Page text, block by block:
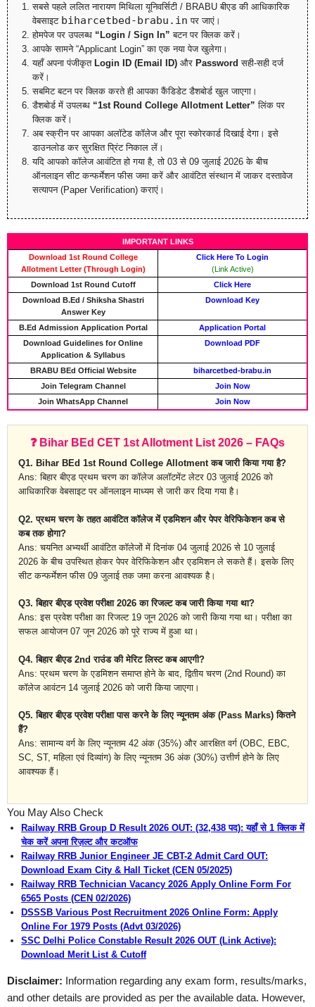
सबसे पहले ललित नारायण मिथिला यूनिवर्सिटी / BRABU बीएड की आधिकारिक
वेबसाइट biharcetbed-brabu.in पर जाएं।
होमपेज पर उपलब्ध “Login / Sign In” बटन पर क्लिक करें।
आपके सामने “Applicant Login” का एक नया पेज खुलेगा।
यहाँ अपना पंजीकृत Login ID (Email ID) और Password सही-सही दर्ज
करें।
सबमिट बटन पर क्लिक करते ही आपका कैंडिडेट डैशबोर्ड खुल जाएगा।
डैशबोर्ड में उपलब्ध “1st Round College Allotment Letter” लिंक पर
क्लिक करें।
अब स्क्रीन पर आपका अलॉटेड कॉलेज और पूरा स्कोरकार्ड दिखाई देगा। इसे
डाउनलोड कर सुरक्षित प्रिंट निकाल लें।
यदि आपको कॉलेज आवंटित हो गया है, तो 03 से 09 जुलाई 2026 के बीच
ऑनलाइन सीट कन्फर्मेशन फीस जमा करें और आवंटित संस्थान में जाकर दस्तावेज
सत्यापन (Paper Verification) कराएं।
IMPORTANT LINKS
Download 1st Round College
Allotment Letter (Through Login)
Click Here To Login
(Link Active)
Download 1st Round Cutoff
Click Here
Download B.Ed / Shiksha Shastri
Answer Key
Download Key
B.Ed Admission Application Portal
Application Portal
Download Guidelines for Online
Application & Syllabus
Download PDF
BRABU BEd Official Website
biharcetbed-brabu.in
Join Telegram Channel
Join Now
Join WhatsApp Channel
Join Now
❓ Bihar BEd CET 1st Allotment List 2026 – FAQs
Q1. Bihar BEd 1st Round College Allotment कब जारी किया गया है?
Ans: बिहार बीएड प्रथम चरण का कॉलेज अलॉटमेंट लेटर 03 जुलाई 2026 को
आधिकारिक वेबसाइट पर ऑनलाइन माध्यम से जारी कर दिया गया है।
Q2. प्रथम चरण के तहत आवंटित कॉलेज में एडमिशन और पेपर वेरिफिकेशन कब से
कब तक होगा?
Ans: चयनित अभ्यर्थी आवंटित कॉलेजों में दिनांक 04 जुलाई 2026 से 10 जुलाई
2026 के बीच उपस्थित होकर पेपर वेरिफिकेशन और एडमिशन ले सकते हैं। इसके लिए
सीट कन्फर्मेशन फीस 09 जुलाई तक जमा करना आवश्यक है।
Q3. बिहार बीएड प्रवेश परीक्षा 2026 का रिजल्ट कब जारी किया गया था?
Ans: इस प्रवेश परीक्षा का रिजल्ट 19 जून 2026 को जारी किया गया था। परीक्षा का
सफल आयोजन 07 जून 2026 को पूरे राज्य में हुआ था।
Q4. बिहार बीएड 2nd राउंड की मेरिट लिस्ट कब आएगी?
Ans: प्रथम चरण के एडमिशन समाप्त होने के बाद, द्वितीय चरण (2nd Round) का
कॉलेज आवंटन 14 जुलाई 2026 को जारी किया जाएगा।
Q5. बिहार बीएड प्रवेश परीक्षा पास करने के लिए न्यूनतम अंक (Pass Marks) कितने
हैं?
Ans: सामान्य वर्ग के लिए न्यूनतम 42 अंक (35%) और आरक्षित वर्ग (OBC, EBC,
SC, ST, महिला एवं दिव्यांग) के लिए न्यूनतम 36 अंक (30%) उत्तीर्ण होने के लिए
आवश्यक हैं।
You May Also Check
Railway RRB Group D Result 2026 OUT: (32,438 पद): यहाँ से 1 क्लिक में
चेक करें अपना रिज़ल्ट और कटऑफ
Railway RRB Junior Engineer JE CBT-2 Admit Card OUT:
Download Exam City & Hall Ticket (CEN 05/2025)
Railway RRB Technician Vacancy 2026 Apply Online Form For
6565 Posts (CEN 02/2026)
DSSSB Various Post Recruitment 2026 Online Form: Apply
Online For 1979 Posts (Advt 03/2026)
SSC Delhi Police Constable Result 2026 OUT (Link Active):
Download Merit List & Cutoff
Disclaimer: Information regarding any exam form, results/marks,
and other details are provided as per the available data. However,